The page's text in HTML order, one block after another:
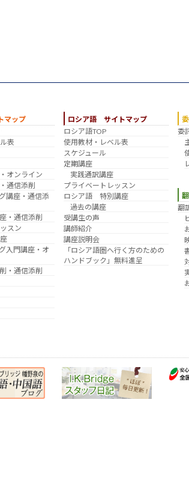
マップ
表
オンライン
通信添削
講座・通信添
・通信添削
スン
入門講座・オ
・通信添削
ロシア語 サイトマップ
ロシア語TOP
使用教材・レベル表
スケジュール
定期講座
実践通訳講座
プライベートレッスン
ロシア語 特別講座
過去の講座
受講生の声
講師紹介
講座説明会
「ロシア語圏へ行く方のための
ハンドブック」無料進呈
委
翻